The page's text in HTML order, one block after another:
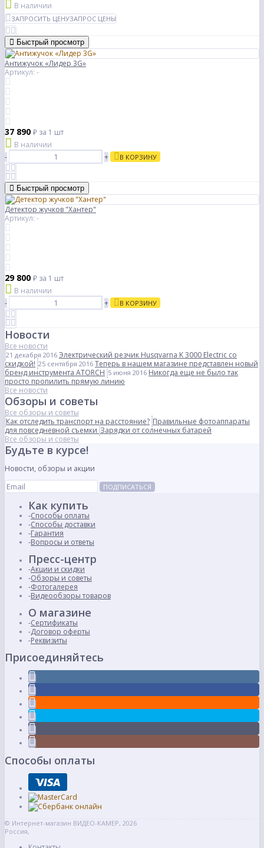
В наличии
ЗАПРОСИТЬ ЦЕНУЗАПРОС ЦЕНЫ
Быстрый просмотр
Антижучок «Лидер 3G»
Артикул: -
37 890 ₽ за 1 шт
В наличии
-
+ В КОРЗИНУ
Быстрый просмотр
Детектор жучков "Хантер"
Артикул: -
29 800 ₽ за 1 шт
В наличии
-
+ В КОРЗИНУ
Новости
Все новости
21 декабря 2016 Электрический резчик Husqvarna K 3000 Electric со
скидкой! 25 сентября 2016 Теперь в нашем магазине представлен новый
бренд инструмента ATORCH 5 июня 2016 Никогда еще не было так
просто пропилить прямую линию
Все новости
Обзоры и советы
Все обзоры и советы
Как отследить транспорт на расстояние? Правильные фотоаппараты
для повседневной съемки Зарядки от солнечных батарей
Все обзоры и советы
Будьте в курсе!
Новости, обзоры и акции
ПОДПИСАТЬСЯ
Как купить
Способы оплаты
Способы доставки
Гарантия
Вопросы и ответы
Пресс-центр
Акции и скидки
Обзоры и советы
Фотогалерея
Видеообзоры товаров
О магазине
Сертификаты
Договор оферты
Реквизиты
Присоединяйтесь
Способы оплаты
© Интернет-магазин ВИДЕО-КАМЕР, 2026
Россия,